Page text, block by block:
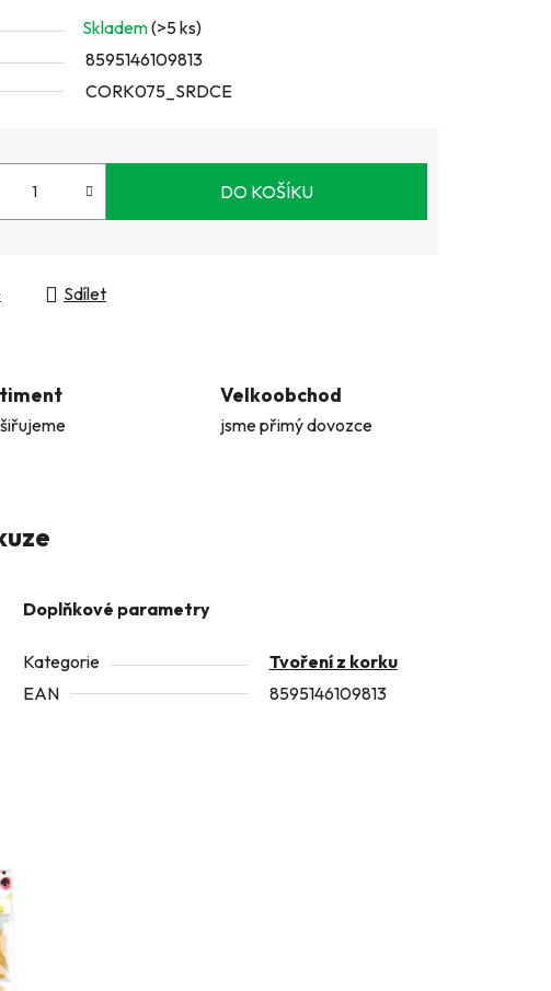
Skladem(>5 ks)
8595146109813
CORK075_SRDCE
DO KOŠÍKU
Sdílet
Velkoobchod
jsme přimý dovozce
Doplňkové parametry
Kategorie
Tvoření z korku
EAN
8595146109813